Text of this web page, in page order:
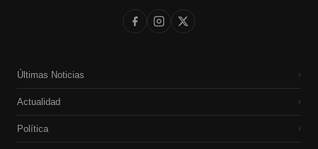
Últimas Noticias ›
Actualidad ›
Política ›